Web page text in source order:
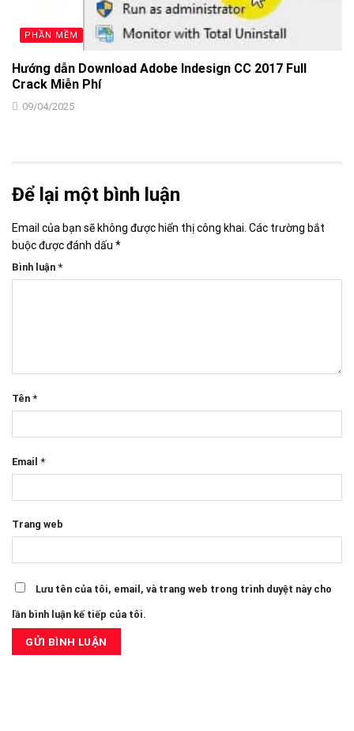
PHẦN MỀM
Hướng dẫn Download Adobe Indesign CC 2017 Full
Crack Miễn Phí
09/04/2025
Để lại một bình luận
Email của bạn sẽ không được hiển thị công khai. Các trường bắt
buộc được đánh dấu *
Bình luận *
Tên *
Email *
Trang web
Lưu tên của tôi, email, và trang web trong trình duyệt này cho
lần bình luận kế tiếp của tôi.